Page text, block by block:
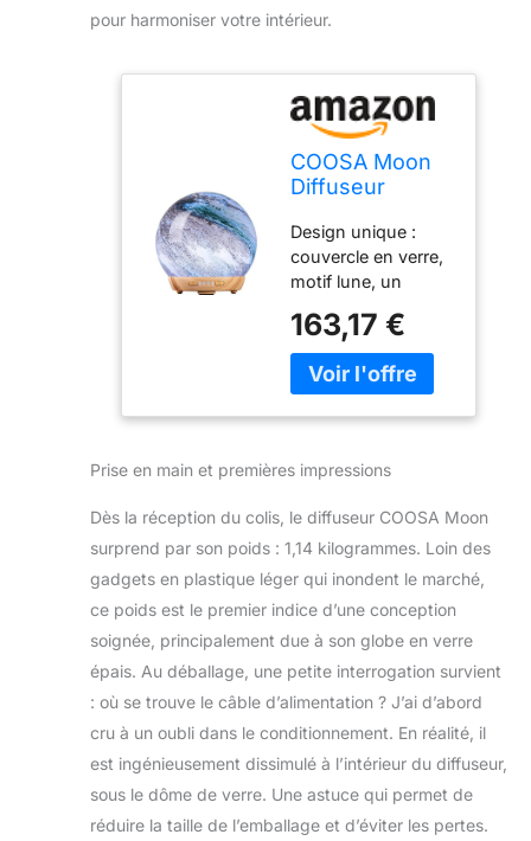
pour harmoniser votre intérieur.
COOSA Moon
Diffuseur
essentielles,
humidificateur
à brume froide
en verre avec 4
minuteries, 2
couleurs LED et
paramètres
d'arrêt
sans eau pour
bébé, maison
et bureau (250
Design unique :
couvercle en verre,
motif lune, un
à toute maison
contemporaine,
bureau, salle de
couvercle du
essentielles peut
être retiré sans
effort, facile à
remplir avec de
l'eau et quelques
gouttes d'huile
essentielle, vous
aidant à bénéficier
de l'aromathérapie.
Diffuseur
diffuseur d'huiles
essentielles
163,17 €
Prise en main et premières impressions
Dès la réception du colis, le diffuseur COOSA Moon
surprend par son poids : 1,14 kilogrammes. Loin des
gadgets en plastique léger qui inondent le marché,
ce poids est le premier indice d’une conception
soignée, principalement due à son globe en verre
épais. Au déballage, une petite interrogation survient
: où se trouve le câble d’alimentation ? J’ai d’abord
cru à un oubli dans le conditionnement. En réalité, il
est ingénieusement dissimulé à l’intérieur du diffuseur,
sous le dôme de verre. Une astuce qui permet de
réduire la taille de l’emballage et d’éviter les pertes.